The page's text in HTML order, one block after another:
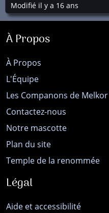
Modifié il y a 16 ans
À Propos
À Propos
L'Équipe
Les Companons de Melkor
Contactez-nous
Notre mascotte
Plan du site
Temple de la renommée
Légal
Aide et accessibilité